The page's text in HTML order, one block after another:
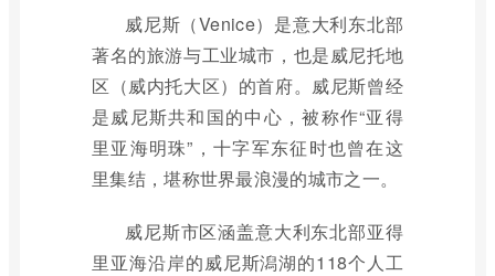
威尼斯（Venice）是意大利东北部
著名的旅游与工业城市，也是威尼托地
区（威内托大区）的首府。威尼斯曾经
是威尼斯共和国的中心，被称作“亚得
里亚海明珠”，十字军东征时也曾在这
里集结，堪称世界最浪漫的城市之一。
威尼斯市区涵盖意大利东北部亚得
里亚海沿岸的威尼斯潟湖的118个人工